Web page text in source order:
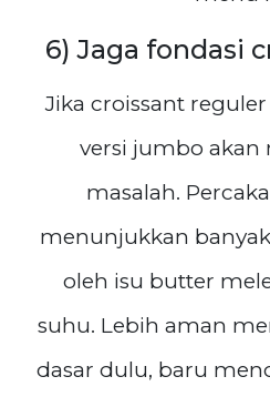
6) Jaga fondasi
Jika croissant
versi jumbo akan
masalah.
menunjukkan
oleh isu butter
suhu. Lebih aman
dasar dulu, baru